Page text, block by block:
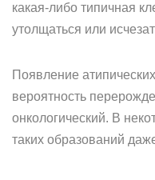
какая-либо типичная
утолщаться или
Появление
вероятность
онкологический. В
таких образований